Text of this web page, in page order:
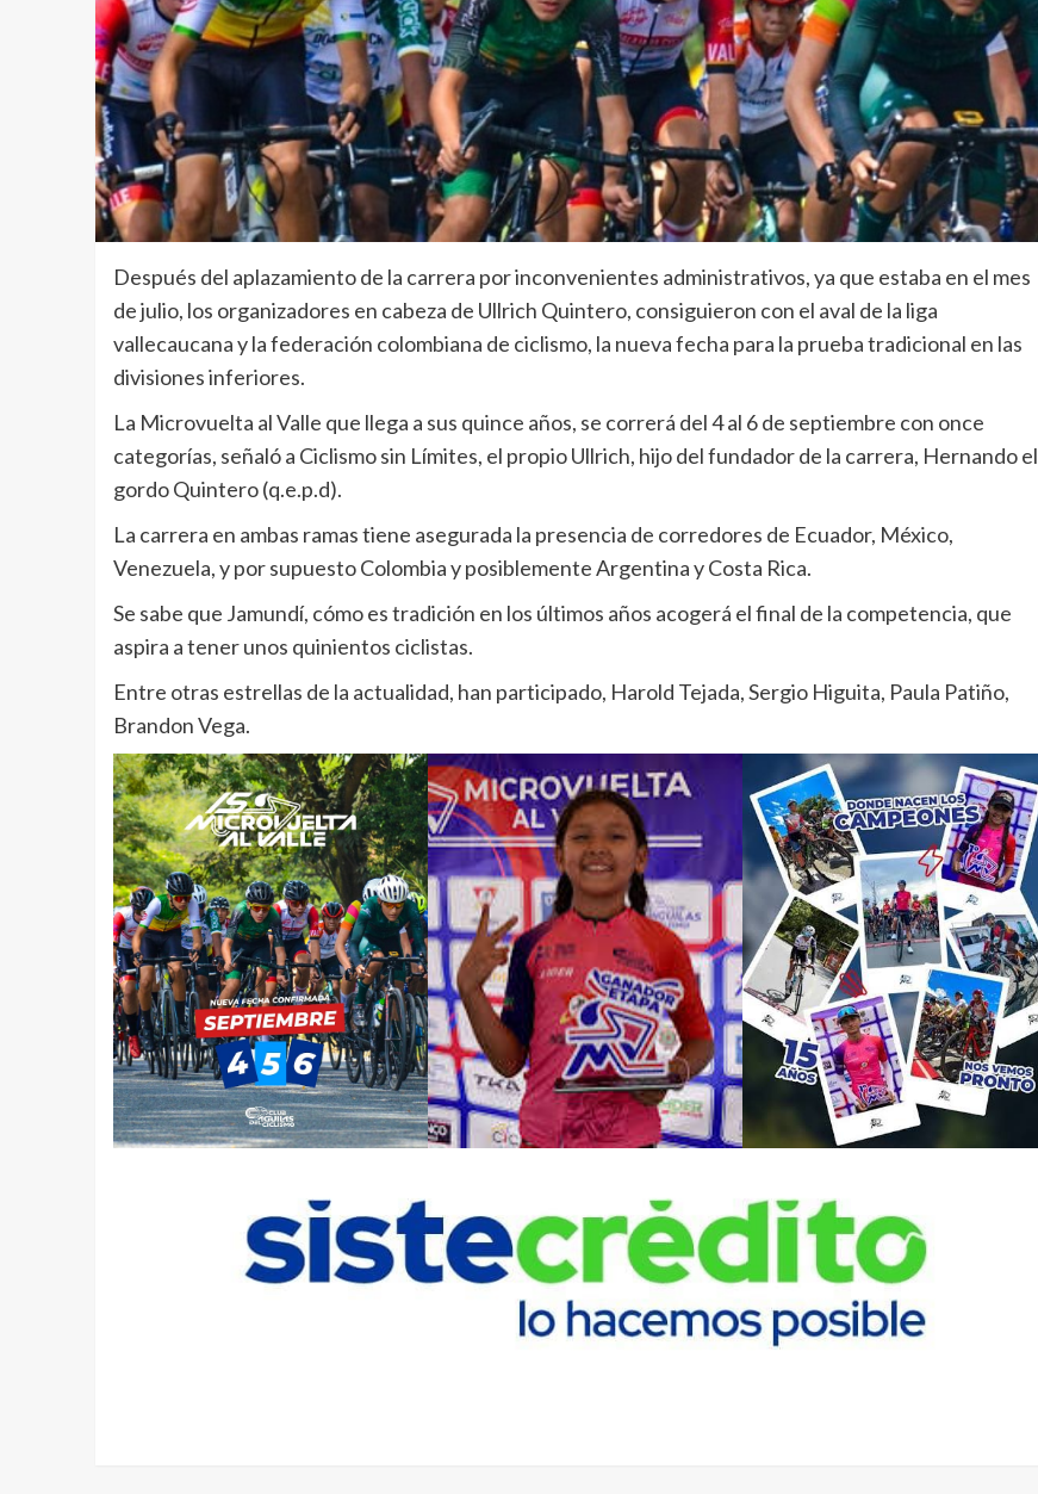
Después del aplazamiento de la carrera por inconvenientes administrativos, ya que estaba en el mes
de julio, los organizadores en cabeza de Ullrich Quintero, consiguieron con el aval de la liga
vallecaucana y la federación colombiana de ciclismo, la nueva fecha para la prueba tradicional en las
divisiones inferiores.
La Microvuelta al Valle que llega a sus quince años, se correrá del 4 al 6 de septiembre con once
categorías, señaló a Ciclismo sin Límites, el propio Ullrich, hijo del fundador de la carrera, Hernando el
gordo Quintero (q.e.p.d).
La carrera en ambas ramas tiene asegurada la presencia de corredores de Ecuador, México,
Venezuela, y por supuesto Colombia y posiblemente Argentina y Costa Rica.
Se sabe que Jamundí, cómo es tradición en los últimos años acogerá el final de la competencia, que
aspira a tener unos quinientos ciclistas.
Entre otras estrellas de la actualidad, han participado, Harold Tejada, Sergio Higuita, Paula Patiño,
Brandon Vega.